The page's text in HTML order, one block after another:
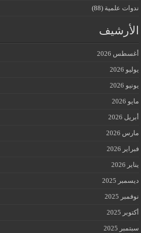
ندوات علمية (88)
الأرشيف
أغسطس 2026
يوليو 2026
يونيو 2026
مايو 2026
أبريل 2026
مارس 2026
فبراير 2026
يناير 2026
ديسمبر 2025
نوفمبر 2025
أكتوبر 2025
سبتمبر 2025